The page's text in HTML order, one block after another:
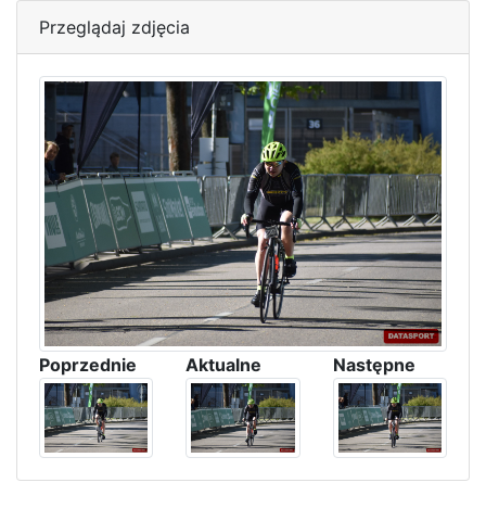
Przeglądaj zdjęcia
Poprzednie Aktualne Następne